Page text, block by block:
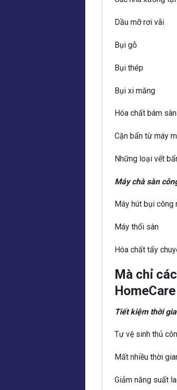
Dầu mỡ rơi vãi
Bụi gỗ
Bụi thép
Bụi xi măng
Hóa chất bám sàn
Cặn bẩn từ máy
Những loại vết
Máy chà sàn
Máy hút bụi công
Máy thổi sàn
Hóa chất tẩy
Mà chỉ
Tiết kiệm thời
Tự vệ sinh thủ
Mất nhiều thời
Giảm năng suất